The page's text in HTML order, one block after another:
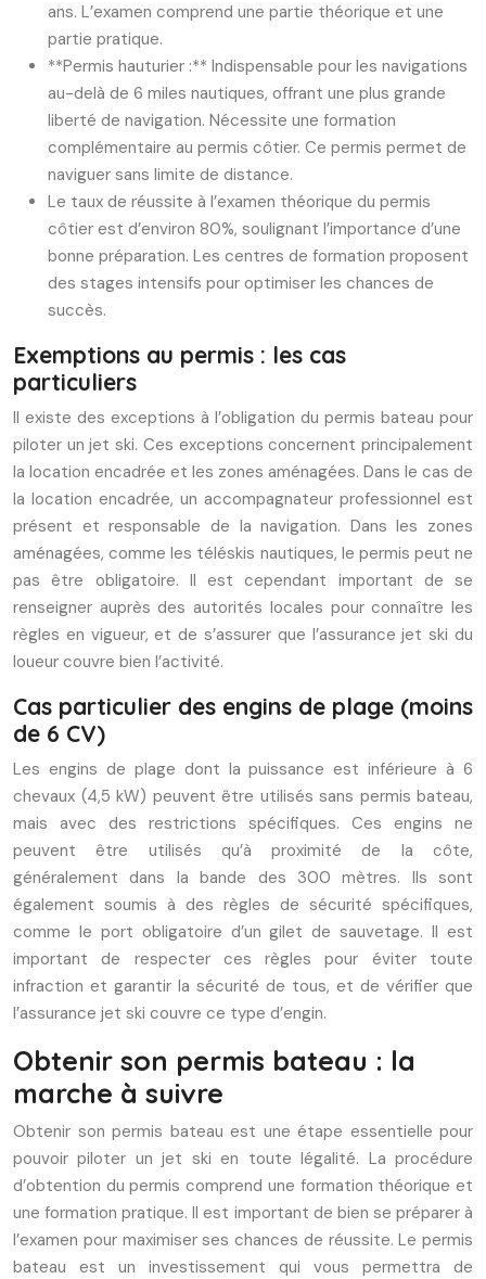
ans. L’examen comprend une partie théorique et une
partie pratique.
**Permis hauturier :** Indispensable pour les navigations
au-delà de 6 miles nautiques, offrant une plus grande
liberté de navigation. Nécessite une formation
complémentaire au permis côtier. Ce permis permet de
naviguer sans limite de distance.
Le taux de réussite à l’examen théorique du permis
côtier est d’environ 80%, soulignant l’importance d’une
bonne préparation. Les centres de formation proposent
des stages intensifs pour optimiser les chances de
succès.
Exemptions au permis : les cas
particuliers
Il existe des exceptions à l’obligation du permis bateau pour
piloter un jet ski. Ces exceptions concernent principalement
la location encadrée et les zones aménagées. Dans le cas de
la location encadrée, un accompagnateur professionnel est
présent et responsable de la navigation. Dans les zones
aménagées, comme les téléskis nautiques, le permis peut ne
pas être obligatoire. Il est cependant important de se
renseigner auprès des autorités locales pour connaître les
règles en vigueur, et de s’assurer que l’assurance jet ski du
loueur couvre bien l’activité.
Cas particulier des engins de plage (moins
de 6 CV)
Les engins de plage dont la puissance est inférieure à 6
chevaux (4,5 kW) peuvent être utilisés sans permis bateau,
mais avec des restrictions spécifiques. Ces engins ne
peuvent être utilisés qu’à proximité de la côte,
généralement dans la bande des 300 mètres. Ils sont
également soumis à des règles de sécurité spécifiques,
comme le port obligatoire d’un gilet de sauvetage. Il est
important de respecter ces règles pour éviter toute
infraction et garantir la sécurité de tous, et de vérifier que
l’assurance jet ski couvre ce type d’engin.
Obtenir son permis bateau : la
marche à suivre
Obtenir son permis bateau est une étape essentielle pour
pouvoir piloter un jet ski en toute légalité. La procédure
d’obtention du permis comprend une formation théorique et
une formation pratique. Il est important de bien se préparer à
l’examen pour maximiser ses chances de réussite. Le permis
bateau est un investissement qui vous permettra de